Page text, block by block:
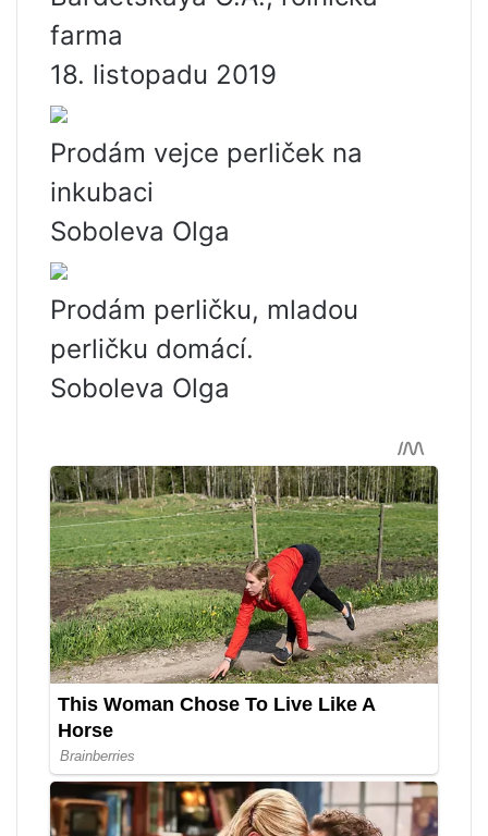
farma
18. listopadu 2019
Prodám vejce perliček na
inkubaci
Soboleva Olga
Prodám perličku, mladou
perličku domácí.
Soboleva Olga